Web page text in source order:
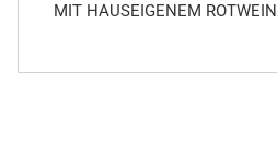
MIT HAUSEIGENEM ROTWEIN